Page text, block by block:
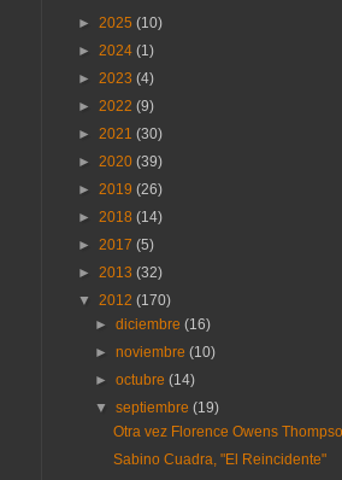
► 2025 (10)
► 2024 (1)
► 2023 (4)
► 2022 (9)
► 2021 (30)
► 2020 (39)
► 2019 (26)
► 2018 (14)
► 2017 (5)
► 2013 (32)
▼ 2012 (170)
►diciembre(16)
►noviembre(10)
►octubre(14)
▼septiembre(19)
Otra vez Florence Owens
Sabino Cuadra, "El Reincidente"